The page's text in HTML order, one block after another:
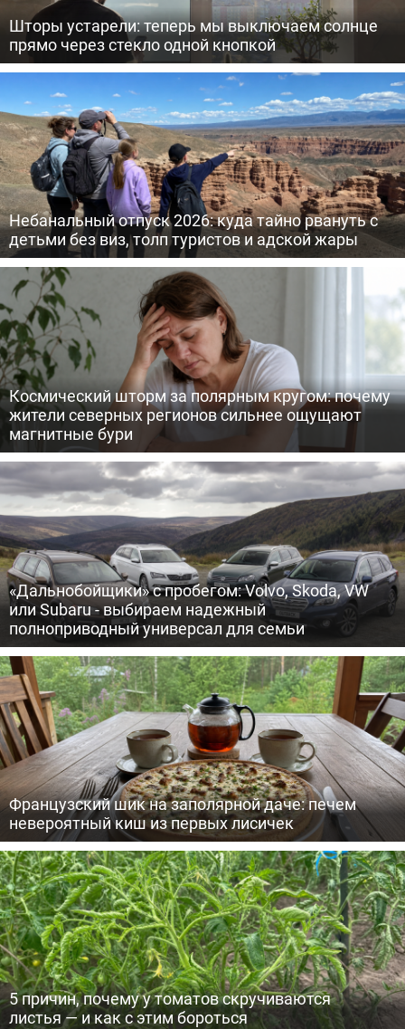
Шторы устарели: теперь мы выключаем солнце
прямо через стекло одной кнопкой
Небанальный отпуск 2026: куда тайно рвануть с
детьми без виз, толп туристов и адской жары
Космический шторм за полярным кругом: почему
жители северных регионов сильнее ощущают
магнитные бури
«Дальнобойщики» с пробегом: Volvo, Skoda, VW
или Subaru - выбираем надежный
полноприводный универсал для семьи
Французский шик на заполярной даче: печем
невероятный киш из первых лисичек
5 причин, почему у томатов скручиваются
листья — и как с этим бороться